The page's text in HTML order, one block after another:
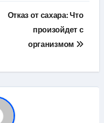
Отказ от сахара: Что
произойдет с
организмом